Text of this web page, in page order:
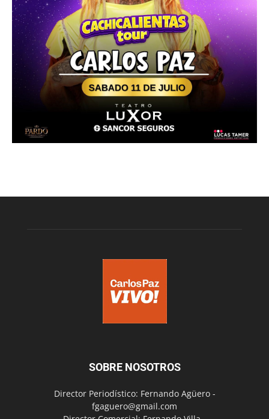
SOBRE NOSOTROS
Director Periodístico: Fernando Agüero -
fgaguero@gmail.com